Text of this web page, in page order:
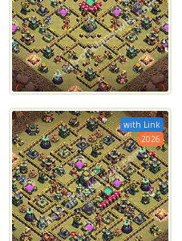
with Link
2026